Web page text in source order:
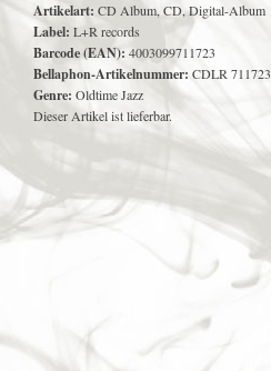
Artikelart: CD Album, CD, Digital-Album
Label: L+R records
Barcode (EAN): 4003099711723
Bellaphon-Artikelnummer: CDLR 711723
Genre: Oldtime Jazz
Dieser Artikel ist lieferbar.